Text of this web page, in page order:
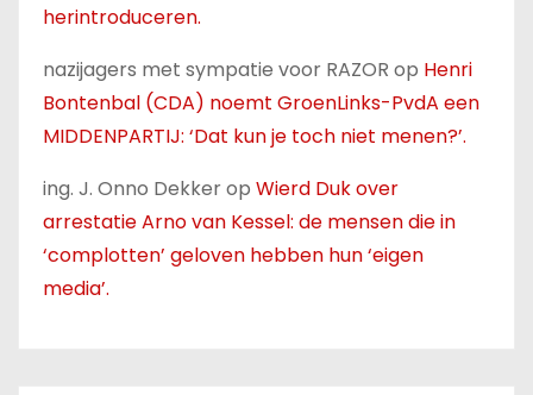
herintroduceren.
nazijagers met sympatie voor RAZOR op Henri
Bontenbal (CDA) noemt GroenLinks-PvdA een
MIDDENPARTIJ: ‘Dat kun je toch niet menen?’.
ing. J. Onno Dekkerop Wierd Duk over
arrestatie Arno van Kessel: de mensen die in
‘complotten’ geloven hebben hun ‘eigen
media’.